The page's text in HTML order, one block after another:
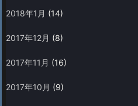
2018年1月 (14)
2017年12月 (8)
2017年11月 (16)
2017年10月 (9)